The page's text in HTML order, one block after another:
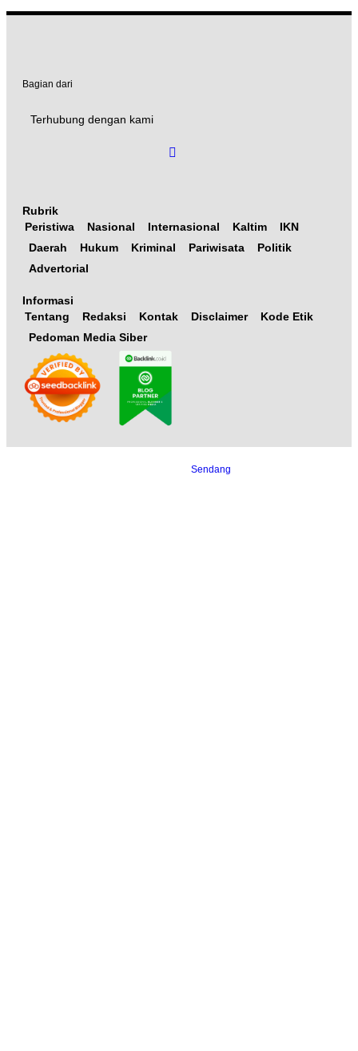
Bagian dari
Terhubung dengan kami
Rubrik
Peristiwa
Nasional Internasional Kaltim
IKN
Daerah
Hukum Kriminal Pariwisata
Politik
Advertorial
Informasi
Tentang
Redaksi Kontak Disclaimer
Kode Etik
Pedoman Media Siber
Sendang